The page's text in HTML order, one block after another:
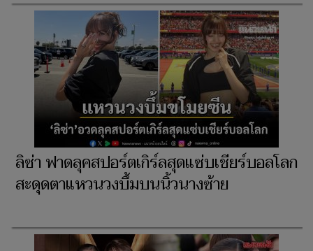
ลิซ่า ฟาดลุคสปอร์ตเกิร์ลสุดแซ่บเชียร์บอลโลก
สะดุดตาแหวนวงบึ้มบนนิ้วนางซ้าย